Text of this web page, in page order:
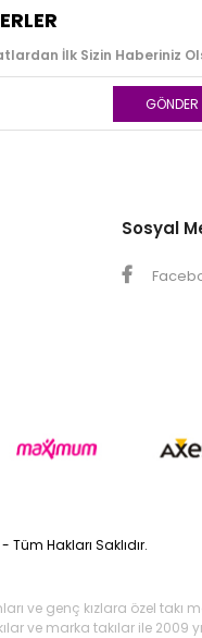
İlk Sizin Haberiniz
GÖNDER
Sosyal
- Tüm Hakları Saklıdır.
ve genç kızlara özel
ve marka takılar ile 2009